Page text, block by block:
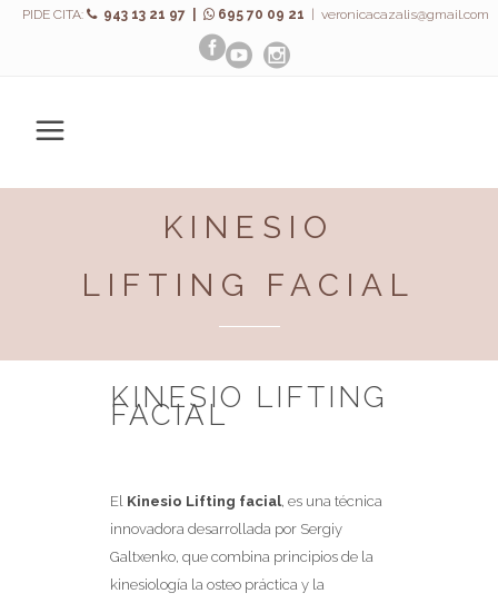
PIDE CITA: 943 13 21 97 | 695 70 09 21 | veronicacazalis@gmail.com
KINESIO
LIFTING FACIAL
KINESIO LIFTING
FACIAL
El Kinesio Lifting facial, es una técnica
innovadora desarrollada por Sergiy
Galtxenko, que combina principios de la
kinesiología la osteo práctica y la